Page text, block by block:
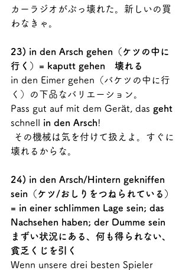
カーラジオがぶっ壊れた。新しいの買
わなきゃ。
23) in den Arsch gehen（ケツの中に
行く）= kaputt gehen　壊れる
in den Eimer gehen（バケツの中に行
く）の下品なバリエーション。
Pass gut auf mit dem Gerät, das geht
schnell in den Arsch!
壊れるからな。
24) in den Arsch/Hintern gekniffen
sein（ケツ/おしりをつねられている）
= in einer schlimmen Lage sein; das
Nachsehen haben; der Dumme sein
まずい状況にある、何も得られない、
貧乏くじを引く
Wenn unsere drei besten Spieler